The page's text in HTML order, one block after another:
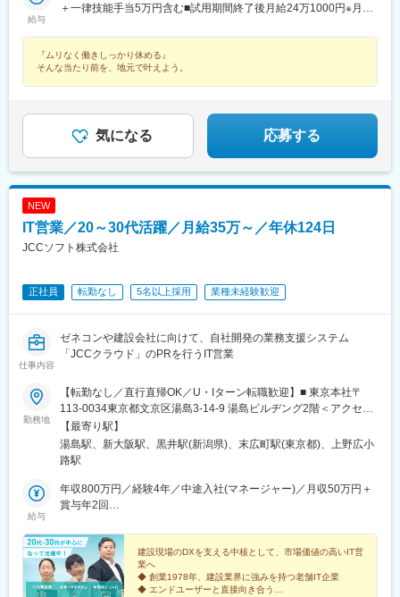
給与
＋一律技能手当5万円含む■試用期間終了後月給24万1000円※月給
ずれも固定残業代は残業の有無に関わらず支給／超過分は別途支
給◎上記は最下限給与となります。ドライバー経験者の方は、前
職の給与を考慮したうえで、給与等のご相談可能です
『ムリなく働きしっかり休める』
そんな当たり前を、地元で叶えよう。
気になる 応募する
NEW
IT営業／20～30代活躍／月給35万～／年休124日
JCCソフト株式会社
正社員 転勤なし 5名以上採用 業種未経験歓迎
仕事内容
ゼネコンや建設会社に向けて、自社開発の業務支援システム
「JCCクラウド」のPRを行うIT営業
勤務地
【転勤なし／直行直帰OK／U・Iターン転職歓迎】■ 東京本社〒
113-0034東京都文京区湯島3-14-9 湯島ビルヂング2階＜アクセス
＞JR「御徒町駅」南口から徒歩8分東京メトロ「湯島駅」から徒
歩2分■ 大阪事業所〒532-0004大阪府大阪市淀川区西宮原1-8-6 ス
ターハイツ西宮原602＜アクセス＞JR・大阪メトロ「新大阪駅」
クセス＞JR「黒井駅」から徒歩15分JR「直江津駅」から車で10
分※勤務地は希望を考慮します。※受動喫煙対策：屋内全面禁煙
【最寄り駅】
湯島駅、新大阪駅、黒井駅(新潟県)、末広町駅(東京都)、上野広小
路駅
給与
年収800万円／経験4年／中途入社(マネージャー)／月収50万円＋
賞与年2回
年2回
建設現場のDXを支える中核として、市場価値の高いIT営
業へ
◆ 創業1978年、建設業界に強みを持つ老舗IT企業
◆ エンドユーザーと直接向き合う